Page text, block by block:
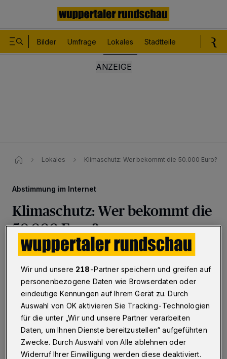
Bilder Umfrage Lokales Stadtteile
Lokales Klimaschutz: Wer bekommt die 50.000 Euro?
Abstimmung im Internet
Klimaschutz: Wer bekommt die
50.000 Euro?
Wuppertal·Die Wuppertaler Stadtwerke (WSW)
stellen im Rahmen ihres Klimafonds 50.000 Euro für
Sonderprojekte bereit. Über die Vergabe der Mittel
können Wuppertaler bis zum 31. März 2017
mitentscheiden.
08.03.2017 , 22:06 Uhr
Wir und unsere 218-Partner speichern und greifen auf
personenbezogene Daten wie Browserdaten oder
eindeutige Kennungen auf Ihrem Gerät zu. Durch
Auswahl von OK aktivieren Sie Tracking-Technologien
für die unter „Wir und unsere Partner verarbeiten
Daten, um Ihnen Dienste bereitzustellen“ aufgeführten
Zwecke. Durch Auswahl von Alle ablehnen oder
Widerruf Ihrer Einwilligung werden diese deaktiviert.